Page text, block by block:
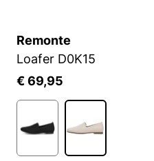
Remonte
Loafer D0K15
€ 69,95